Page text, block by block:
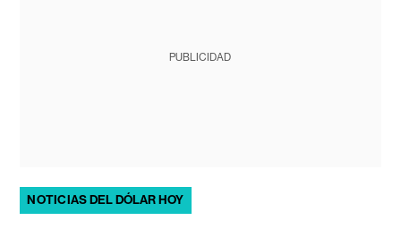
PUBLICIDAD
NOTICIAS DEL DÓLAR HOY